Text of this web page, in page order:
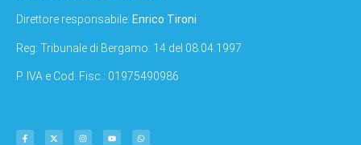
Direttore responsabile: Enrico Tironi
Reg: Tribunale di Bergamo: 14 del 08.04.1997
P. IVA e Cod. Fisc.: 01975490986